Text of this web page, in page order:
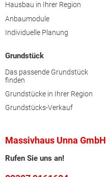
Hausbau in Ihrer Region
Anbaumodule
Individuelle Planung
Grundstück
Das passende Grundstück
finden
Grundstücke in Ihrer Region
Grundstücks-Verkauf
Massivhaus Unna GmbH
Rufen Sie uns an!